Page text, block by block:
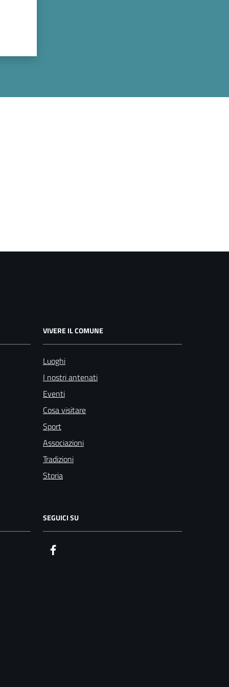
VIVERE IL COMUNE
Luoghi
I nostri antenati
Eventi
Cosa visitare
Sport
Associazioni
Tradizioni
Storia
SEGUICI SU